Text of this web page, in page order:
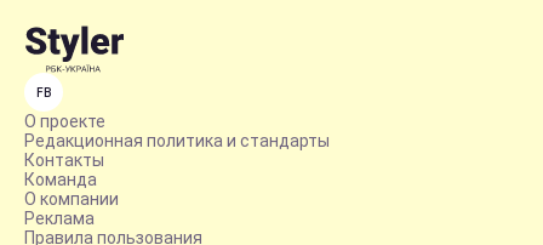
FB
О проекте
Редакционная политика и стандарты
Контакты
Команда
О компании
Реклама
Правила пользования